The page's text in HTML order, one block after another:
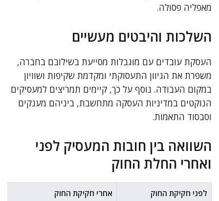
מאפליה פסולה.
השלכות והיבטים מעשיים
העסקת עובדים עם מוגבלות מסייעת בשילובם בחברה,
משפרת את הגיוון התעסוקתי ומקדמת שקיפות ושוויון
במקום העבודה. נוסף על כך, קיימים תמריצים למעסיקים
הנוקטים במדיניות העסקה מתחשבת, ביניהם מענקים
וסבסוד התאמות.
השוואה בין חובות המעסיק לפני
ואחרי החלת החוק
לפני חקיקת החוק אחרי חקיקת החוק